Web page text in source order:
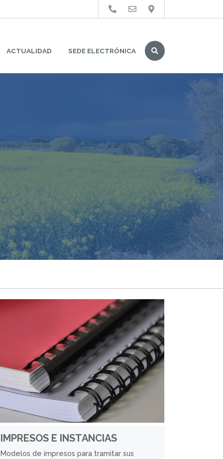
ACTUALIDAD SEDE ELECTRÓNICA
Buscar
IMPRESOS E INSTANCIAS
Modelos de impresos para tramitar sus